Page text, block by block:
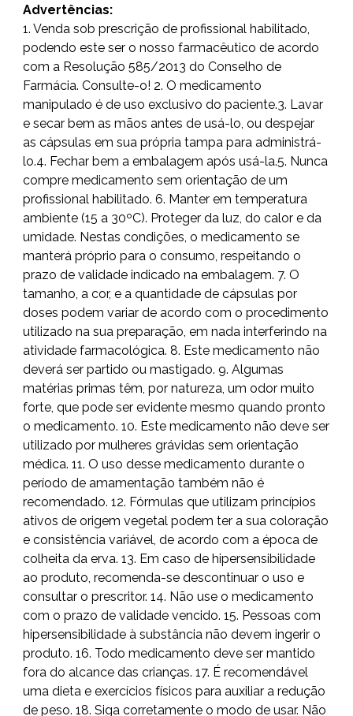
Advertências:
1. Venda sob prescrição de profissional habilitado,
podendo este ser o nosso farmacêutico de acordo
com a Resolução 585/2013 do Conselho de
Farmácia. Consulte-o! 2. O medicamento
manipulado é de uso exclusivo do paciente.3. Lavar
e secar bem as mãos antes de usá-lo, ou despejar
as cápsulas em sua própria tampa para administrá-
lo.4. Fechar bem a embalagem após usá-la.5. Nunca
compre medicamento sem orientação de um
profissional habilitado. 6. Manter em temperatura
ambiente (15 a 30ºC). Proteger da luz, do calor e da
umidade. Nestas condições, o medicamento se
manterá próprio para o consumo, respeitando o
prazo de validade indicado na embalagem. 7. O
tamanho, a cor, e a quantidade de cápsulas por
doses podem variar de acordo com o procedimento
utilizado na sua preparação, em nada interferindo na
atividade farmacológica. 8. Este medicamento não
deverá ser partido ou mastigado. 9. Algumas
matérias primas têm, por natureza, um odor muito
forte, que pode ser evidente mesmo quando pronto
o medicamento. 10. Este medicamento não deve ser
utilizado por mulheres grávidas sem orientação
médica. 11. O uso desse medicamento durante o
período de amamentação também não é
recomendado. 12. Fórmulas que utilizam princípios
ativos de origem vegetal podem ter a sua coloração
e consistência variável, de acordo com a época de
colheita da erva. 13. Em caso de hipersensibilidade
ao produto, recomenda-se descontinuar o uso e
consultar o prescritor. 14. Não use o medicamento
com o prazo de validade vencido. 15. Pessoas com
hipersensibilidade à substância não devem ingerir o
produto. 16. Todo medicamento deve ser mantido
fora do alcance das crianças. 17. É recomendável
uma dieta e exercícios físicos para auxiliar a redução
de peso. 18. Siga corretamente o modo de usar. Não